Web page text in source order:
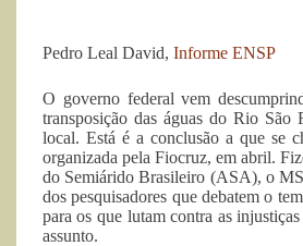
Pedro Leal David, Informe ENSP
O governo federal vem
transposição das águas do Rio São
local. Está é a conclusão a que se
organizada pela Fiocruz, em abril.
do Semiárido Brasileiro (ASA), o
dos pesquisadores que debatem o
para os que lutam contra as
assunto.